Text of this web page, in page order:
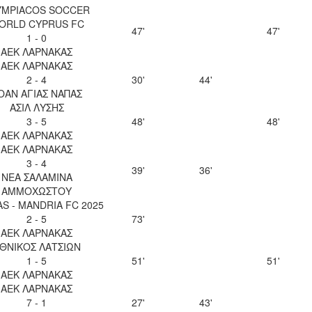
SOCCER
CYPRUS FC
1 - 0
ΑΕΚ ΛΑΡΝΑΚΑΣ
47' 47'
ΑΕΚ ΛΑΡΝΑΚΑΣ
2 - 4
ΑΓΙΑΣ ΝΑΠΑΣ
30'
44'
ΑΣΙΛ ΛΥΣΗΣ
3 - 5
ΑΕΚ ΛΑΡΝΑΚΑΣ
48'
48'
ΑΕΚ ΛΑΡΝΑΚΑΣ
3 - 4
ΝΕΑ ΣΑΛΑΜΙΝΑ
ΑΜΜΟΧΩΣΤΟΥ
39' 36'
- MANDRIA FC 2025
2 - 5
ΑΕΚ ΛΑΡΝΑΚΑΣ
73'
ΛΑΤΣΙΩΝ
1 - 5
ΑΕΚ ΛΑΡΝΑΚΑΣ
51'
51'
ΑΕΚ ΛΑΡΝΑΚΑΣ
7 - 1
27' 43'